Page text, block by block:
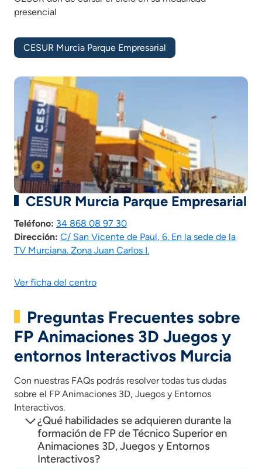
Color, iluminación y acabados 2D y 3D.
Desarrollo de proyectos multimedia interactivos.
Desarrollo de entornos interactivos multidispositivo.
audiovisuales.
Proyectos de animaciones 3D, juegos y entornos
interactivos.
Formación y orientación laboral.
Empresa e iniciativa emprendedora.
Formación en centro de trabajo.
*Las asignaturas presentes en el plan de estudios
pueden variar según la comunidad autónoma.
presencial
CESUR Murcia Parque Empresarial
CESUR Murcia Parque Empresarial
Teléfono: 34 868 08 97 30
Dirección: C/ San Vicente de Paul, 6. En la sede de la
TV Murciana. Zona Juan Carlos I.
Ver ficha del centro
Preguntas Frecuentes sobre
FP Animaciones 3D Juegos y
entornos Interactivos Murcia
Con nuestras FAQs podrás resolver todas tus dudas
sobre el FP Animaciones 3D, Juegos y Entornos
Interactivos.
¿Qué habilidades se adquieren durante la
formación de FP de Técnico Superior en
Animaciones 3D, Juegos y Entornos
Interactivos?